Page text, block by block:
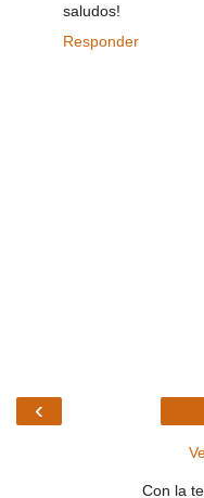
saludos!
Responder
‹
Con la